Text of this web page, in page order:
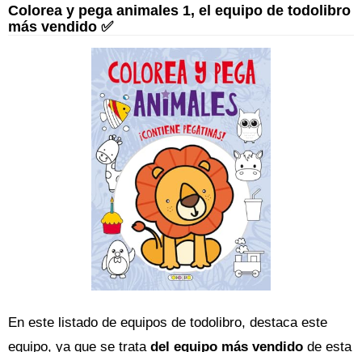
Colorea y pega animales 1, el equipo de todolibro
más vendido ✅
En este listado de equipos de todolibro, destaca este
equipo, ya que se trata del equipo más vendido de esta